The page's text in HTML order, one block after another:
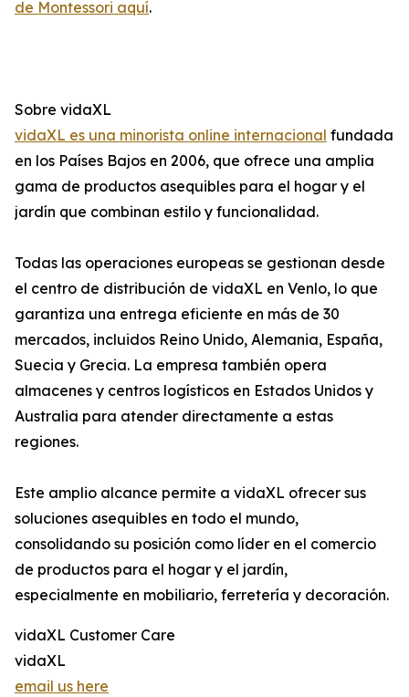
de Montessori aquí.
Sobre vidaXL
vidaXL es una minorista online internacional fundada
en los Países Bajos en 2006, que ofrece una amplia
gama de productos asequibles para el hogar y el
jardín que combinan estilo y funcionalidad.
Todas las operaciones europeas se gestionan desde
el centro de distribución de vidaXL en Venlo, lo que
garantiza una entrega eficiente en más de 30
mercados, incluidos Reino Unido, Alemania, España,
Suecia y Grecia. La empresa también opera
almacenes y centros logísticos en Estados Unidos y
Australia para atender directamente a estas
regiones.
Este amplio alcance permite a vidaXL ofrecer sus
soluciones asequibles en todo el mundo,
consolidando su posición como líder en el comercio
de productos para el hogar y el jardín,
especialmente en mobiliario, ferretería y decoración.
vidaXL Customer Care
vidaXL
email us here